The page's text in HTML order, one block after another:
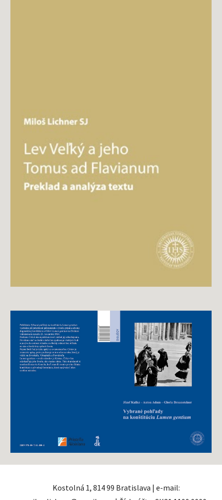
Kostolná 1, 814 99 Bratislava | e-mail: